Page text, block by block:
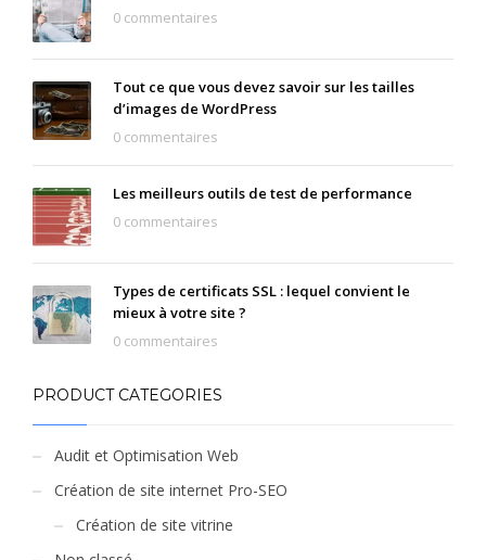
0 commentaires
Tout ce que vous devez savoir sur les tailles
d’images de WordPress
0 commentaires
Les meilleurs outils de test de performance
0 commentaires
Types de certificats SSL : lequel convient le
mieux à votre site ?
0 commentaires
PRODUCT CATEGORIES
Audit et Optimisation Web
Création de site internet Pro-SEO
Création de site vitrine